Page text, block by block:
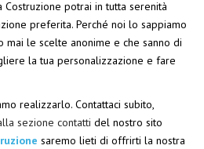
potrai in tutta serenità
preferita. Perché noi lo sappiamo
mai le scelte anonime e che sanno di
la tua personalizzazione e fare
realizzarlo. Contattaci subito,
sezione contatti del nostro sito
saremo lieti di offrirti la nostra